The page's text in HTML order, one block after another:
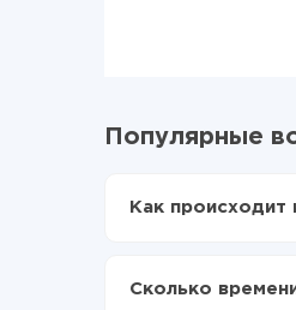
Популярные
Как происходит
Включаете
Сколько